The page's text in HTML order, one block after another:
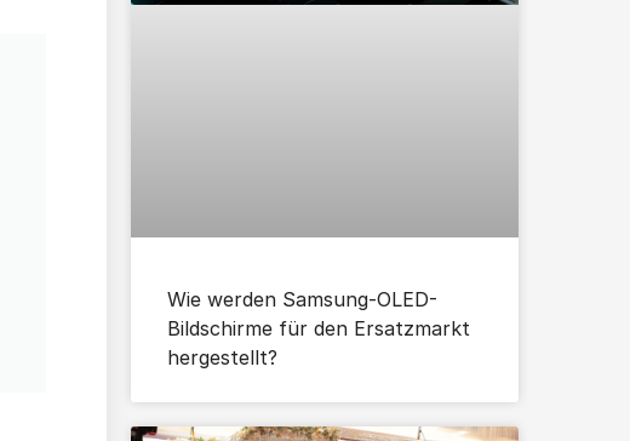
Wie werden Samsung-OLED-
Bildschirme für den Ersatzmarkt
hergestellt?